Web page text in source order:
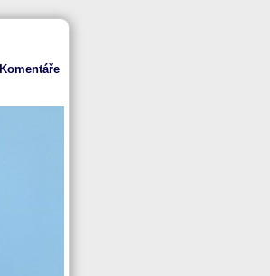
Komentáře